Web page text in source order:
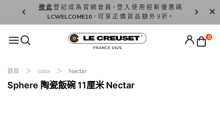
按 此登 記 成 為 官 網 會 員，登 入 使 用 迎 新 優 惠 碼
LCWELCOME10，可 享 正 價 貨 品 額 外 9 折。
香 港 / 澳
0
首頁 color Nectar
Sphere 陶瓷飯碗 11厘米 Nectar